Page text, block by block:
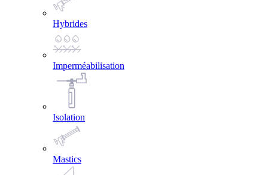
Hybrides
Imperméabilisation
Isolation
Mastics